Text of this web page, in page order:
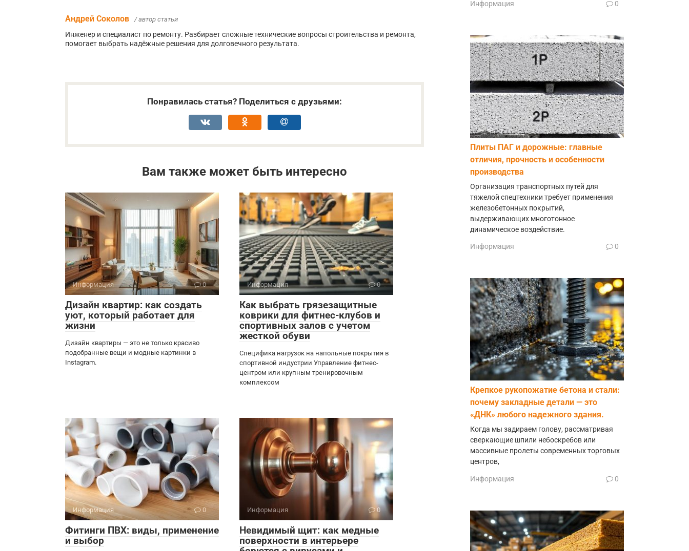
Андрей Соколов / автор статьи
Инженер и специалист по ремонту. Разбирает сложные технические вопросы строительства и ремонта,
помогает выбрать надёжные решения для долговечного результата.
Понравилась статья? Поделиться с друзьями:
Вам также может быть интересно
Информация 0
Дизайн квартир: как создать
уют, который работает для
жизни
Дизайн квартиры — это не только красиво
подобранные вещи и модные картинки в
Instagram.
Информация 0
Как выбрать грязезащитные
коврики для фитнес-клубов и
спортивных залов с учетом
жесткой обуви
Специфика нагрузок на напольные покрытия в
спортивной индустрии Управление фитнес-
центром или крупным тренировочным
комплексом
Информация 0
Фитинги ПВХ: виды, применение
и выбор
Информация 0
Невидимый щит: как медные
поверхности в интерьере
Информация 0
Плиты ПАГ и дорожные: главные
отличия, прочность и особенности
производства
Организация транспортных путей для
тяжелой спецтехники требует применения
железобетонных покрытий,
выдерживающих многотонное
динамическое воздействие.
Информация 0
Крепкое рукопожатие бетона и стали:
почему закладные детали — это
«ДНК» любого надежного здания.
Когда мы задираем голову, рассматривая
сверкающие шпили небоскребов или
массивные пролеты современных торговых
центров,
Информация 0